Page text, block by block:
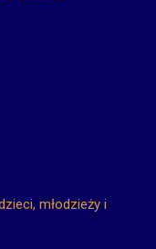
młodzieży i